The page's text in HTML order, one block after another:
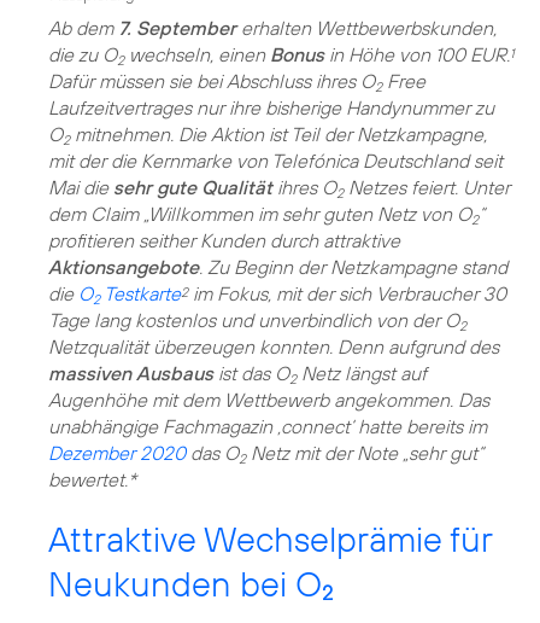
Ab dem 7. Septembererhalten Wettbewerbskunden,
die zu O2wechseln, einen Bonusin Höhe von 100 EUR. 1
Dafür müssen sie bei Abschluss ihres O2Free
Laufzeitvertrages nur ihre bisherige Handynummer zu
O2mitnehmen. Die Aktion ist Teil der Netzkampagne,
mit der die Kernmarke von Telefónica Deutschland seit
Mai die sehr gute Qualitätihres O2Netzes feiert. Unter
dem Claim „Willkommen im sehr guten Netz von O2“
profitieren seither Kunden durch attraktive
Aktionsangebote. Zu Beginn der Netzkampagne stand
die O2Testkarte2im Fokus, mit der sich Verbraucher 30
Tage lang kostenlos und unverbindlich von der O2
Netzqualität überzeugen konnten. Denn aufgrund des
massiven Ausbausist das O2Netz längst auf
Augenhöhe mit dem Wettbewerb angekommen. Das
unabhängige Fachmagazin ‚connect‘ hatte bereits im
Dezember 2020das O2Netz mit der Note „sehr gut“
bewertet.*
Attraktive Wechselprämie für
Neukunden bei O2